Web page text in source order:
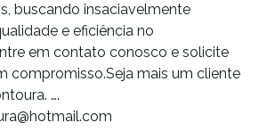
buscando insaciavelmente
e eficiência no
em contato conosco e solicite
compromisso.Seja mais um cliente
….